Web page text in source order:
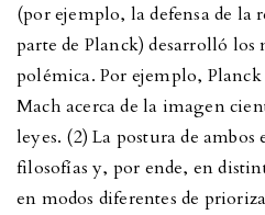
(por ejemplo, la defensa de la
parte de Planck) desarrolló
polémica. Por ejemplo,
Mach acerca de la imagen
leyes. (2) La postura de ambos
filosofías y, por ende, en
en modos diferentes de